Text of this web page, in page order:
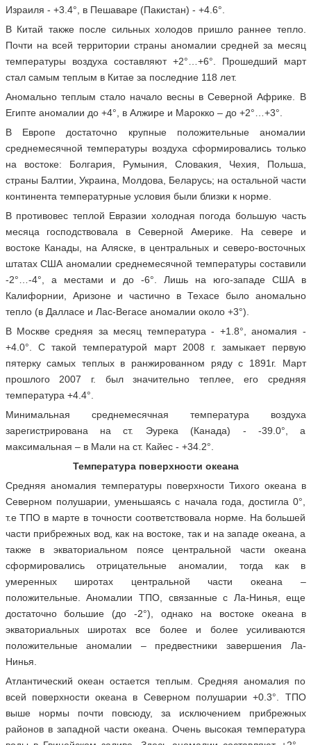
Израиля - +3.4°, в Пешаваре (Пакистан) - +4.6°.
В Китай также после сильных холодов пришло раннее тепло.
Почти на всей территории страны аномалии средней за месяц
температуры воздуха составляют +2°…+6°. Прошедший март
стал самым теплым в Китае за последние 118 лет.
Аномально теплым стало начало весны в Северной Африке. В
Египте аномалии до +4°, в Алжире и Марокко – до +2°…+3°.
В Европе достаточно крупные положительные аномалии
среднемесячной температуры воздуха сформировались только
на востоке: Болгария, Румыния, Словакия, Чехия, Польша,
страны Балтии, Украина, Молдова, Беларусь; на остальной части
континента температурные условия были близки к норме.
В противовес теплой Евразии холодная погода большую часть
месяца господствовала в Северной Америке. На севере и
востоке Канады, на Аляске, в центральных и северо-восточных
штатах США аномалии среднемесячной температуры составили
-2°…-4°, а местами и до -6°. Лишь на юго-западе США в
Калифорнии, Аризоне и частично в Техасе было аномально
тепло (в Далласе и Лас-Вегасе аномалии около +3°).
В Москве средняя за месяц температура - +1.8°, аномалия -
+4.0°. С такой температурой март 2008 г. замыкает первую
пятерку самых теплых в ранжированном ряду с 1891г. Март
прошлого 2007 г. был значительно теплее, его средняя
температура +4.4°.
Минимальная среднемесячная температура воздуха
зарегистрирована на ст. Эурека (Канада) - -39.0°, а
максимальная – в Мали на ст. Кайес - +34.2°.
Температура поверхности океана
Средняя аномалия температуры поверхности Тихого океана в
Северном полушарии, уменьшаясь с начала года, достигла 0°,
т.е ТПО в марте в точности соответствовала норме. На большей
части прибрежных вод, как на востоке, так и на западе океана, а
также в экваториальном поясе центральной части океана
сформировались отрицательные аномалии, тогда как в
умеренных широтах центральной части океана –
положительные. Аномалии ТПО, связанные с Ла-Нинья, еще
достаточно большие (до -2°), однако на востоке океана в
экваториальных широтах все более и более усиливаются
положительные аномалии – предвестники завершения Ла-
Нинья.
Атлантический океан остается теплым. Средняя аномалия по
всей поверхности океана в Северном полушарии +0.3°. ТПО
выше нормы почти повсюду, за исключением прибрежных
районов в западной части океана. Очень высокая температура